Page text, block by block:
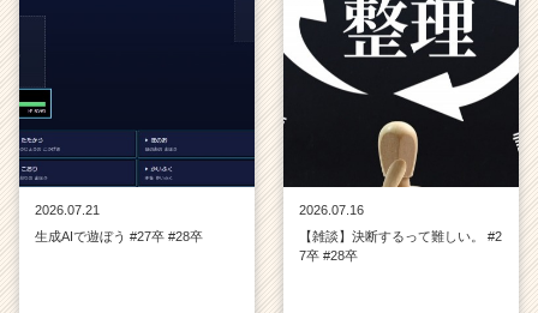
2026.07.21
生成AIで遊ぼう #27卒 #28卒
2026.07.16
【雑談】決断するって難しい。 #2
7卒 #28卒